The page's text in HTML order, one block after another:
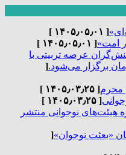
[ ۱۴۰۵٫۰۵٫۰۱ ]
امت»[ ۱۴۰۵٫۰۵٫۰۱ ]
عرصه تربیتی با
برگزار می‌شود.[
محرم[ ۱۴۰۵٫۰۳٫۲۵ ]
[ ۱۴۰۵٫۰۳٫۲۵ ]
هیئت‌های نوجوانی منتشر
«بعثت نوجوان»[